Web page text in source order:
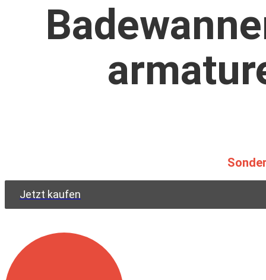
Jetzt kaufen